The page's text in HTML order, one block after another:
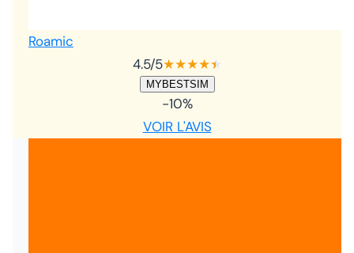
Roamic
4.5/5★★★★★
★
MYBESTSIM
-10%
VOIR L'AVIS